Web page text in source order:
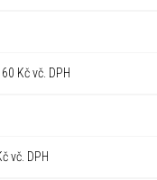
Kč vč. DPH
vč. DPH